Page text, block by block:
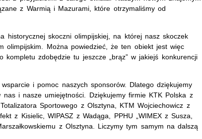
z Warmią i Mazurami, które otrzymaliśmy od
historycznej skoczni olimpijskiej, na której nasz skoczek
olimpijskim. Można powiedzieć, że ten obiekt jest więc
kompletu zdobędzie tu jeszcze „brąz” w jakiejś konkurencji
i pomoc naszych sponsorów. Dlatego dziękujemy
i nasze umiejętności. Dziękujemy firmie KTK Polska z
Sportowego z Olsztyna, KTM Wojciechowicz z
z Kisielic, WIPASZ z Wadąga, PPHU „WIMEX z Susza,
z Olsztyna. Liczymy tym samym na dalszą